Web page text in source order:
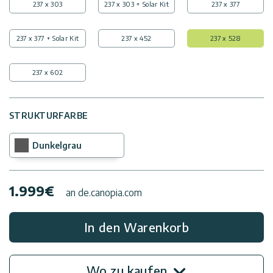
237 x 303 237 x 303 + Solar Kit 237 x 377
237 x 377 + Solar Kit 237 x 452 237 x 528
237 x 602
STRUKTURFARBE
Dunkelgrau
1.999€ an de.canopia.com
In den Warenkorb
Wo zu kaufen